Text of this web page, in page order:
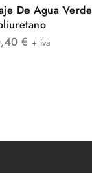
De Agua Verde
€ + iva